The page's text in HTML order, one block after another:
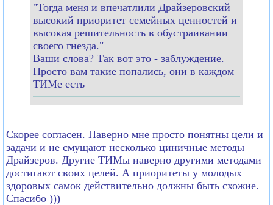
"Тогда меня и впечатлили Драйзеровский
высокий приоритет семейных ценностей и
высокая решительность в обустраивании
своего гнезда."
Ваши слова? Так вот это - заблуждение.
Просто вам такие попались, они в каждом
ТИМе есть
Скорее согласен. Наверно мне просто понятны цели и
задачи и не смущают несколько циничные методы
Драйзеров. Другие ТИМы наверно другими методами
достигают своих целей. А приоритеты у молодых
здоровых самок действительно должны быть схожие.
Спасибо )))